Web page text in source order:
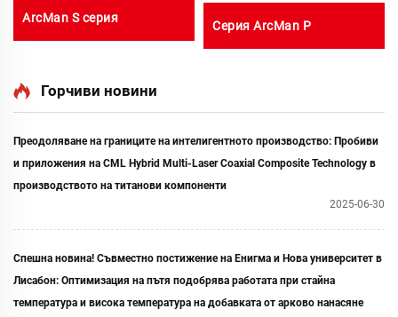
ArcMan S серия
Серия ArcMan P
Горчиви новини
Преодоляване на границите на интелигентното производство: Пробиви
и приложения на CML Hybrid Multi-Laser Coaxial Composite Technology в
производството на титанови компоненти
2025-06-30
Спешна новина! Съвместно постижение на Енигма и Нова университет в
Лисабон: Оптимизация на пътя подобрява работата при стайна
температура и висока температура на добавката от арково нанасяне